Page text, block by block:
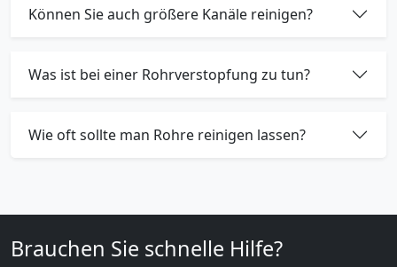
Können Sie auch größere Kanäle reinigen?
Was ist bei einer Rohrverstopfung zu tun?
Wie oft sollte man Rohre reinigen lassen?
Brauchen Sie schnelle Hilfe?